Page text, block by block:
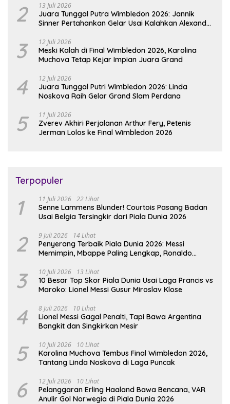
2 13 Juli 2026
Juara Tunggal Putra Wimbledon 2026: Jannik
Sinner Pertahankan Gelar Usai Kalahkan Alexander
3 12 Juli 2026
Meski Kalah di Final Wimbledon 2026, Karolina
Muchova Tetap Kejar Impian Juara Grand
4 12 Juli 2026
Juara Tunggal Putri Wimbledon 2026: Linda
Noskova Raih Gelar Grand Slam Perdana
5 11 Juli 2026
Zverev Akhiri Perjalanan Arthur Fery, Petenis
Jerman Lolos ke Final Wimbledon 2026
Terpopuler
1 11 Juli 2026 22 Lihat
Senne Lammens Blunder! Courtois Pasang Badan
Usai Belgia Tersingkir dari Piala Dunia 2026
2 9 Juli 2026 14 Lihat
Penyerang Terbaik Piala Dunia 2026: Messi
Memimpin, Mbappe Paling Lengkap, Ronaldo
3 10 Juli 2026 13 Lihat
10 Besar Top Skor Piala Dunia Usai Laga Prancis vs
Maroko: Lionel Messi Gusur Miroslav Klose
4 8 Juli 2026 10 Lihat
Lionel Messi Gagal Penalti, Tapi Bawa Argentina
Bangkit dan Singkirkan Mesir
5 10 Juli 2026 10 Lihat
Karolina Muchova Tembus Final Wimbledon 2026,
Tantang Linda Noskova di Laga Puncak
6 12 Juli 2026 10 Lihat
Pelanggaran Erling Haaland Bawa Bencana, VAR
Anulir Gol Norwegia di Piala Dunia 2026